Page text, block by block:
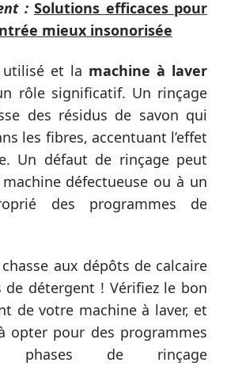
: Solutions efficaces pour
mieux insonorisée
utilisé et la machine à laver
rôle significatif. Un rinçage
des résidus de savon qui
les fibres, accentuant l’effet
Un défaut de rinçage peut
défectueuse ou à un
des programmes de
aux dépôts de calcaire
de détergent ! Vérifiez le bon
de votre machine à laver, et
opter pour des programmes
phases de rinçage